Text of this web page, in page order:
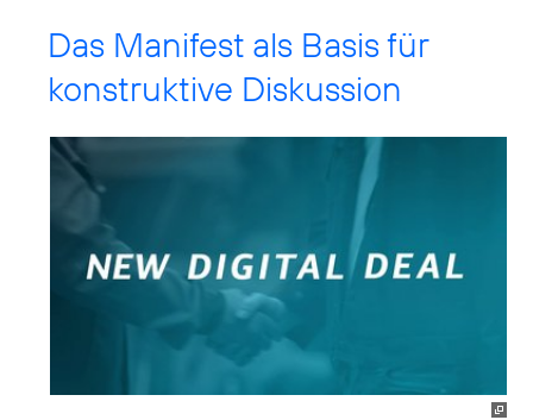
Das Manifest als Basis für
konstruktive Diskussion